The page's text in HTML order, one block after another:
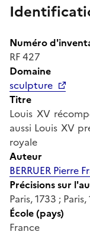
Numéro
RF 427
Domaine
sculpture
Titre
Louis XV
aussi Louis XV
royale
Auteur
BERRUER Pierre
Précisions sur
Paris, 1733 ; Paris,
École (pays)
France